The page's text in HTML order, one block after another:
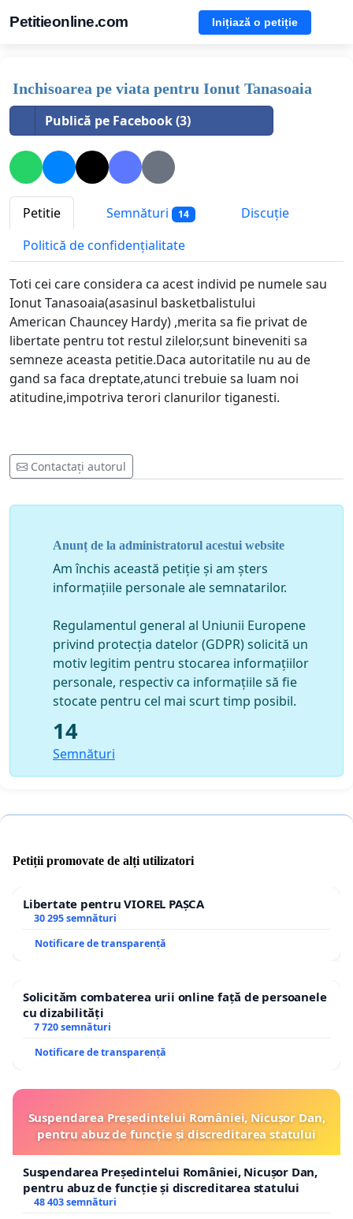
Petitieonline.com Inițiază o petiție
Inchisoarea pe viata pentru Ionut Tanasoaia
Publică pe Facebook (3)
Petitie Semnături 14
Discuție
Politică de confidențialitate
Toti cei care considera ca acest individ pe numele sau
Ionut Tanasoaia(asasinul basketbalistului
American Chauncey Hardy) ,merita sa fie privat de
libertate pentru tot restul zilelor,sunt bineveniti sa
semneze aceasta petitie.Daca autoritatile nu au de
gand sa faca dreptate,atunci trebuie sa luam noi
atitudine,impotriva terori clanurilor tiganesti.
Contactați autorul
Anunț de la administratorul acestui website
Am închis această petiție și am șters
informațiile personale ale semnatarilor.
Regulamentul general al Uniunii Europene
privind protecția datelor (GDPR) solicită un
motiv legitim pentru stocarea informațiilor
personale, respectiv ca informațiile să fie
stocate pentru cel mai scurt timp posibil.
14
Semnături
Petiții promovate de alți utilizatori
Libertate pentru VIOREL PAȘCA
30 295 semnături
Notificare de transparență
Solicităm combaterea urii online față de persoanele
cu dizabilități
7 720 semnături
Notificare de transparență
Suspendarea Președintelui României, Nicușor Dan,
pentru abuz de funcție și discreditarea statului
Suspendarea Președintelui României, Nicușor Dan,
pentru abuz de funcție și discreditarea statului
48 403 semnături